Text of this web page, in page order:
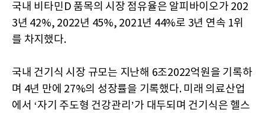
국내 비타민D 품목의 시장 점유율은 알피바이오가 202
3년 42%, 2022년 45%, 2021년 44%로 3년 연속 1위
를 차지했다.
국내 건기식 시장 규모는 지난해 6조2022억원을 기록하
며 4년 만에 27%의 성장률을 기록했다. 미래 의료산업
에서 ‘자기 주도형 건강관리’가 대두되며 건기식은 헬스